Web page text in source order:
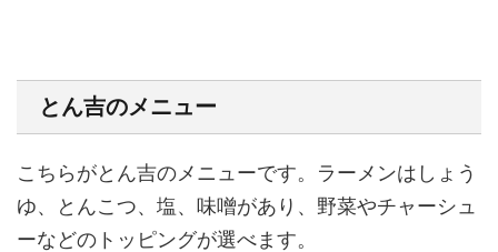
とん吉のメニュー
こちらがとん吉のメニューです。ラーメンはしょう
ゆ、とんこつ、塩、味噌があり、野菜やチャーシュ
ーなどのトッピングが選べます。